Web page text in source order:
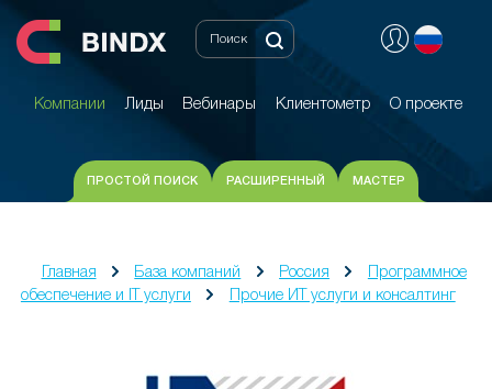
Компании Лиды Вебинары Клиентометр О проекте
Компании Лиды Вебинары Клиентометр О проекте
ПРОСТОЙ ПОИСК РАСШИРЕННЫЙ МАСТЕР
Главная База компаний Россия
Программное
обеспечение и IT услуги
Прочие ИТ услуги и консалтинг